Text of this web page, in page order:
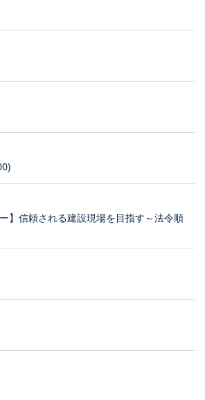
】信頼される建設現場を目指す～法令順